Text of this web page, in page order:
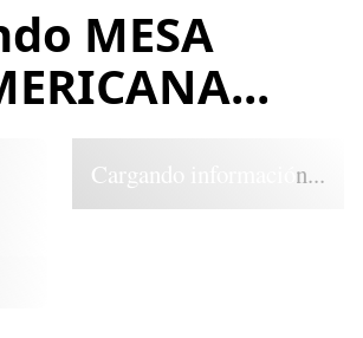
MESA
Cargando información...